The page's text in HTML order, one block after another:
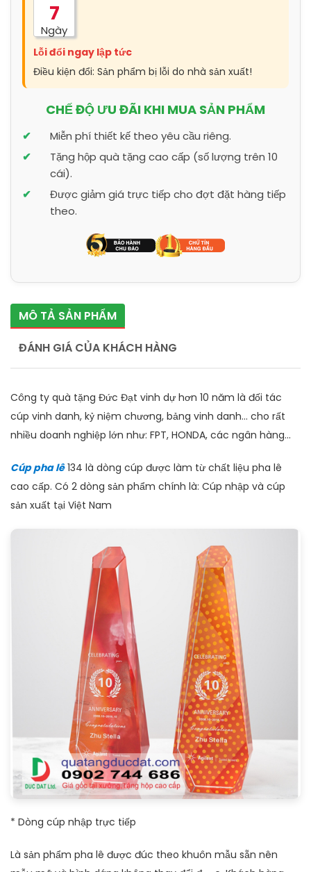
7
Ngày
Lỗi đổi ngay lập tức
Điều kiện đổi: Sản phẩm bị lỗi do nhà sản xuất!
CHẾ ĐỘ ƯU ĐÃI KHI MUA SẢN PHẨM
Miễn phí thiết kế theo yêu cầu riêng.
Tặng hộp quà tặng cao cấp (số lượng trên 10
cái).
Được giảm giá trực tiếp cho đợt đặt hàng tiếp
theo.
MÔ TẢ SẢN PHẨM
ĐÁNH GIÁ CỦA KHÁCH HÀNG
Công ty quà tặng Đức Đạt vinh dự hơn 10 năm là đối tác
cúp vinh danh, kỷ niệm chương, bảng vinh danh... cho rất
nhiều doanh nghiệp lớn như: FPT, HONDA, các ngân hàng...
Cúp pha lê134 là dòng cúp được làm từ chất liệu pha lê
cao cấp. Có 2 dòng sản phẩm chính là: Cúp nhập và cúp
sản xuất tại Việt Nam
* Dòng cúp nhập trực tiếp
Là sản phẩm pha lê được đúc theo khuôn mẫu sẵn nên